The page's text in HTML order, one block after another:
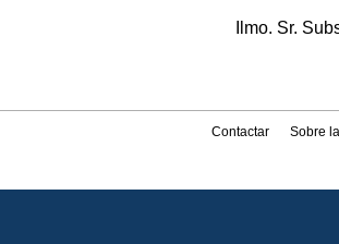
Ilmo. Sr.
Contactar Sobre